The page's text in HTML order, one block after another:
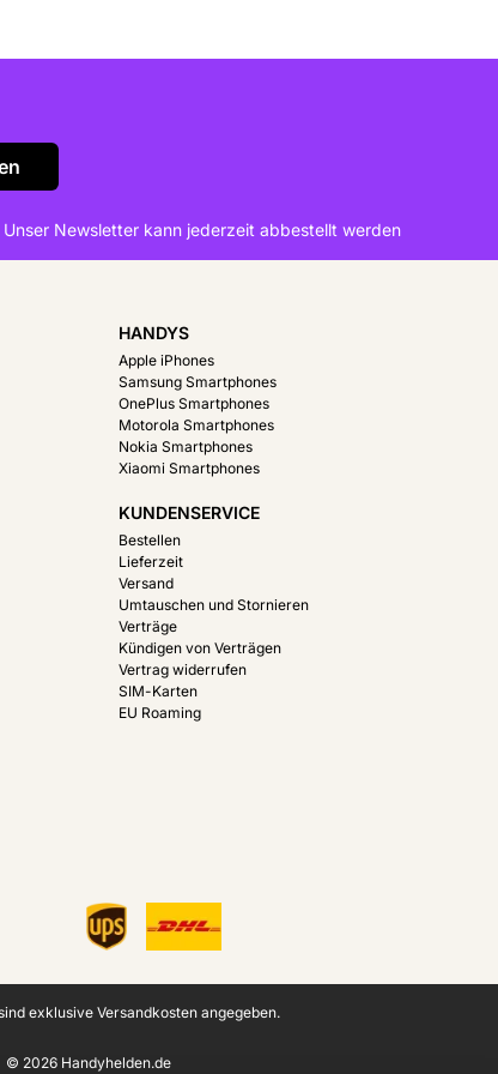
Unser Newsletter kann jederzeit abbestellt werden
HANDYS
Apple iPhones
Samsung Smartphones
OnePlus Smartphones
Motorola Smartphones
Nokia Smartphones
Xiaomi Smartphones
KUNDENSERVICE
Bestellen
Lieferzeit
Versand
Umtauschen und Stornieren
Verträge
Kündigen von Verträgen
Vertrag widerrufen
SIM-Karten
EU Roaming
exklusive Versandkosten angegeben.
© 2026 Handyhelden.de